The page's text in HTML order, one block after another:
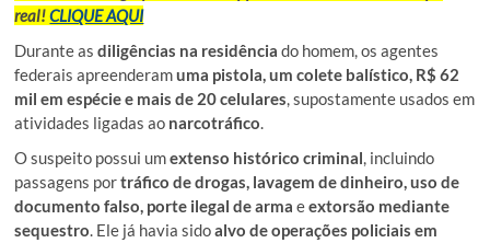
real!CLIQUE AQUI
Durante asdiligências na residência do homem, os agentes
federais apreenderamuma pistola, um colete balístico, R$ 62
mil em espécie e mais de 20 celulares, supostamente usados em
atividades ligadas ao narcotráfico.
O suspeito possui umextenso histórico criminal, incluindo
passagens portráfico de drogas, lavagem de dinheiro, uso de
documento falso, porte ilegal de arma eextorsão mediante
sequestro. Ele já havia sidoalvo de operações policiais em